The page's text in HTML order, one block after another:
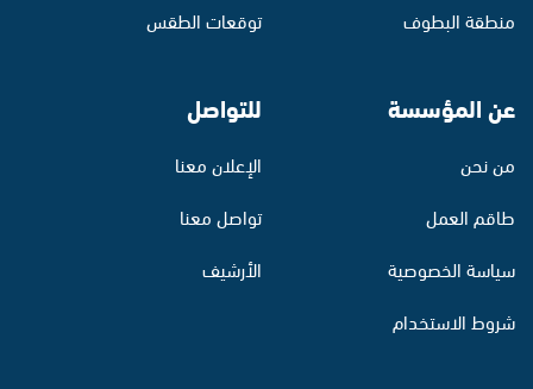
منطقة البطوف
توقعات الطقس
عن المؤسسة
من نحن
طاقم العمل
سياسة الخصوصية
شروط الاستخدام
للتواصل
الإعلان معنا
تواصل معنا
الأرشيف